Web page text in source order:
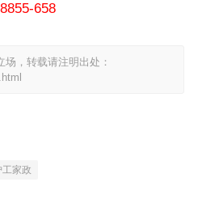
658
，转载请注明出处：
工家政